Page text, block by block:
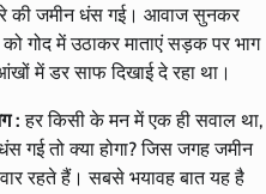
की जमीन धंस गई। आवाज सुनकर
गोद में उठाकर माताएं सड़क पर भाग
में डर साफ दिखाई दे रहा था।
:हर किसी के मन में एक ही सवाल था,
गई तो क्या होगा? जिस जगह जमीन
रहते हैं। सबसे भयावह बात यह है